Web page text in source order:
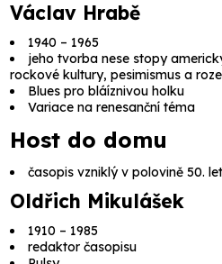
Václav Hrabě
1940 – 1965
jeho tvorba nese stopy
rockové kultury, pesimismus a
Blues pro bláíznivou holku
Variace na renesanční téma
Host do domu
časopis vzniklý v polovině 50.
Oldřich Mikulášek
1910 – 1985
redaktor časopisu